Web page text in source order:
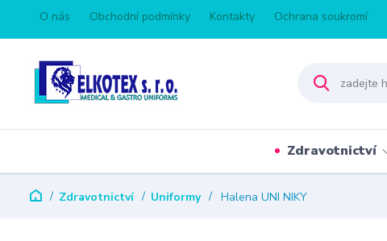
O nás Obchodní podmínky Kontakty Ochrana soukromí
Zdravotnictví
Zdravotnictví Uniformy Halena UNI NIKY